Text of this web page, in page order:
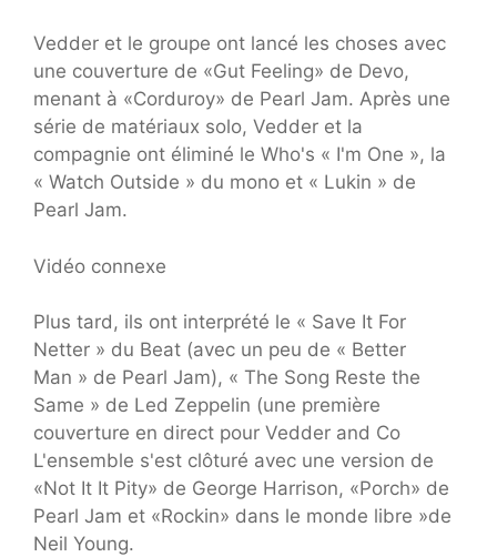
Vedder et le groupe ont lancé les choses avec
une couverture de «Gut Feeling» de Devo,
menant à «Corduroy» de Pearl Jam. Après une
série de matériaux solo, Vedder et la
compagnie ont éliminé le Who's « I'm One », la
« Watch Outside » du mono et « Lukin » de
Pearl Jam.
Vidéo connexe
Plus tard, ils ont interprété le « Save It For
Netter » du Beat (avec un peu de « Better
Man » de Pearl Jam), « The Song Reste the
Same » de Led Zeppelin (une première
couverture en direct pour Vedder and Co
L'ensemble s'est clôturé avec une version de
«Not It It Pity» de George Harrison, «Porch» de
Pearl Jam et «Rockin» dans le monde libre »de
Neil Young.